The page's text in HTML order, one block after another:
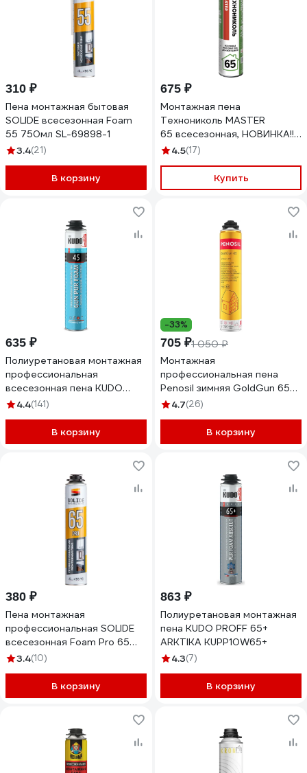
310 ₽
Пена монтажная бытовая
SOLIDE всесезонная Foam
55 750мл SL-69898-1
3.4(21)
В корзину
675 ₽
Монтажная пена
Технониколь MASTER
65 всесезонная, НОВИНКА!!!
TN625511
4.5(17)
Купить
635 ₽
Полиуретановая монтажная
профессиональная
всесезонная пена KUDO
HOME 45 KUPHP10U45
4.4(141)
В корзину
-33%
705 ₽1 050 ₽
Монтажная
профессиональная пена
Penosil зимняя GoldGun 65
winter 875 мл A1253Z
4.7(26)
В корзину
380 ₽
Пена монтажная
профессиональная SOLIDE
всесезонная Foam Pro 65
750мл SL-76517-1
3.4(10)
В корзину
863 ₽
Полиуретановая монтажная
пена KUDO PROFF 65+
ARKTIKA KUPP10W65+
4.3(7)
В корзину